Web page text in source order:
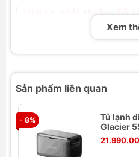
Video giới thiệu Tủ
Igloo Mini Fridge
mát và giữ ấm,
Xem
Sản phẩm liên quan
- 8%
Tủ lạnh
Glacier